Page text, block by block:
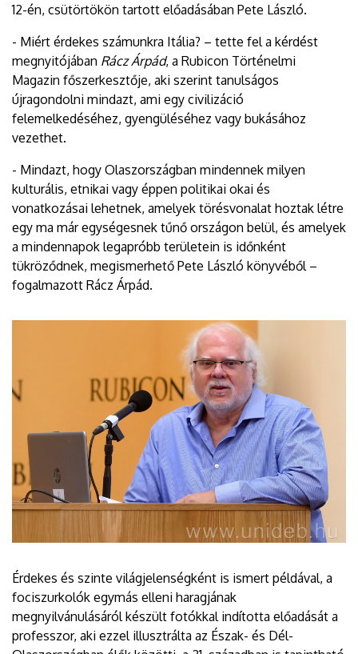
12-én, csütörtökön tartott előadásában Pete László.
- Miért érdekes számunkra Itália? – tette fel a kérdést
megnyitójában Rácz Árpád, a Rubicon Történelmi
Magazin főszerkesztője, aki szerint tanulságos
újragondolni mindazt, ami egy civilizáció
felemelkedéséhez, gyengüléséhez vagy bukásához
vezethet.
- Mindazt, hogy Olaszországban mindennek milyen
kulturális, etnikai vagy éppen politikai okai és
vonatkozásai lehetnek, amelyek törésvonalat hoztak létre
egy ma már egységesnek tűnő országon belül, és amelyek
a mindennapok legapróbb területein is időnként
tükröződnek, megismerhető Pete László könyvéből –
fogalmazott Rácz Árpád.
Érdekes és szinte világjelenségként is ismert példával, a
fociszurkolók egymás elleni haragjának
megnyilvánulásáról készült fotókkal indította előadását a
professzor, aki ezzel illusztrálta az Észak- és Dél-